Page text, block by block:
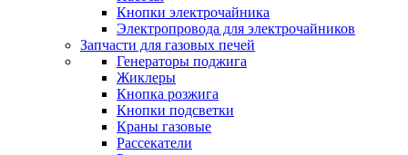
Кнопки электрочайника
Электропровода для электрочайников
Запчасти для газовых печей
Генераторы поджига
Жиклеры
Кнопка розжига
Кнопки подсветки
Краны газовые
Рассекатели